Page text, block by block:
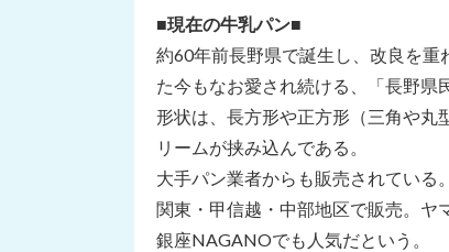
■現在の牛乳パン■
約60年前長野県で誕生し、改良を
た今もなお愛され続ける、「長野県
形状は、長方形や正方形（三角や丸
リームが挟み込んである。
大手パン業者からも販売されている
関東・甲信越・中部地区で販売。ヤ
銀座NAGANOでも人気だという。